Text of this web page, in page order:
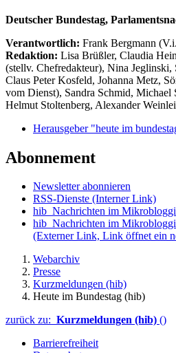
Deutscher Bundestag,
Verantwortlich: Frank Bergmann
Redaktion: Lisa Brüßler, Claudia
(stellv. Chefredakteur), Nina Jeglinski,
Claus Peter Kosfeld, Johanna Metz,
vom Dienst), Sandra Schmid, Michael
Helmut Stoltenberg, Alexander
Herausgeber "heute im
Abonnement
Newsletter abonnieren
RSS-Dienste (Interner Link)
hib_Nachrichten im
hib_Nachrichten im
(Externer Link, Link öffnet ein
Webarchiv
Presse
Kurzmeldungen (hib)
Heute im Bundestag (hib)
zurück zu: Kurzmeldungen (hib) ()
Barrierefreiheit